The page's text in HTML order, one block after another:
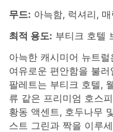
무드: 아늑함, 럭셔리, 매
최적 용도: 부티크 호텔
아늑한 캐시미어 뉴트
여유로운 편안함을 불
팔레트는 부티크 호텔,
류 같은 프리미엄 호스
황동 액센트, 호두나무
스트 그린과 짝을 이루